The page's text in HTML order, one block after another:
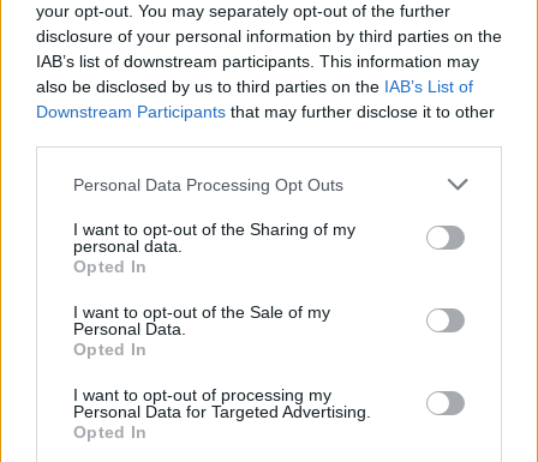
your opt-out. You may separately opt-out of the further
disclosure of your personal information by third parties on the
IAB’s list of downstream participants. This information may
also be disclosed by us to third parties on the IAB’s List of
Downstream Participants that may further disclose it to other
Personal Data Processing Opt Outs
I want to opt-out of the Sharing of my
personal data.
Opted In
I want to opt-out of the Sale of my
Personal Data.
Opted In
I want to opt-out of processing my
Personal Data for Targeted Advertising.
Opted In
august 2023
júl 2023
máj 2023
apríl 2023
marec 2023
február 2023
december 2022